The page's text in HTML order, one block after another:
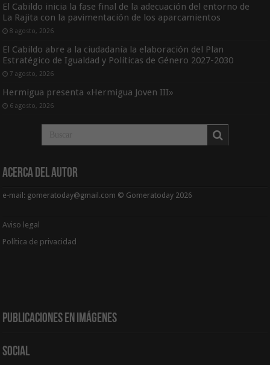
El Cabildo inicia la fase final de la adecuación del entorno de
La Rajita con la pavimentación de los aparcamientos
8 agosto, 2026
El Cabildo abre a la ciudadanía la elaboración del Plan
Estratégico de Igualdad y Políticas de Género 2027-2030
7 agosto, 2026
Hermigua presenta «Hermigua Joven III»
6 agosto, 2026
Acerca del Autor
e-mail: gomeratoday@gmail.com © Gomeratoday 2026
Aviso legal
Política de privacidad
Publicaciones en Imágenes
Social